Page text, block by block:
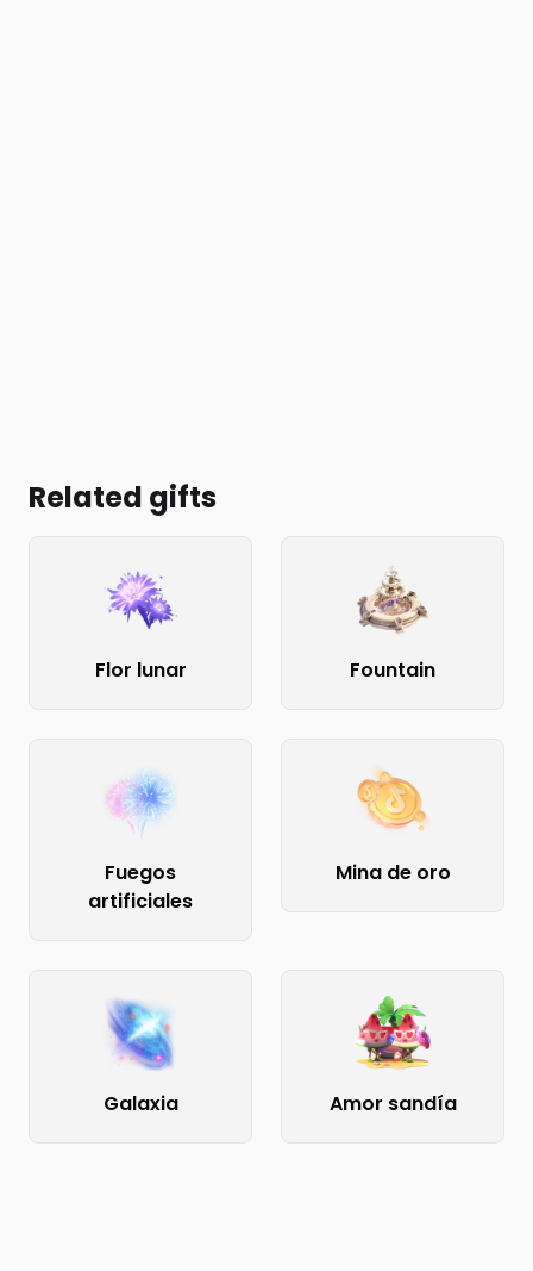
Related gifts
Flor lunar Fountain
Fuegos
artificiales
Mina de oro
Galaxia Amor sandía